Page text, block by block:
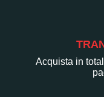
Acquista in